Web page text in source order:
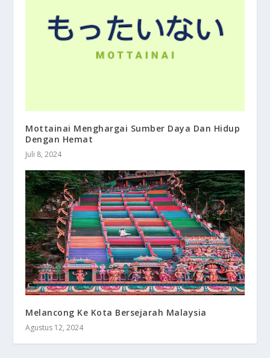
Mottainai Menghargai Sumber Daya Dan Hidup
Dengan Hemat
Juli 8, 2024
Melancong Ke Kota Bersejarah Malaysia
Agustus 12, 2024